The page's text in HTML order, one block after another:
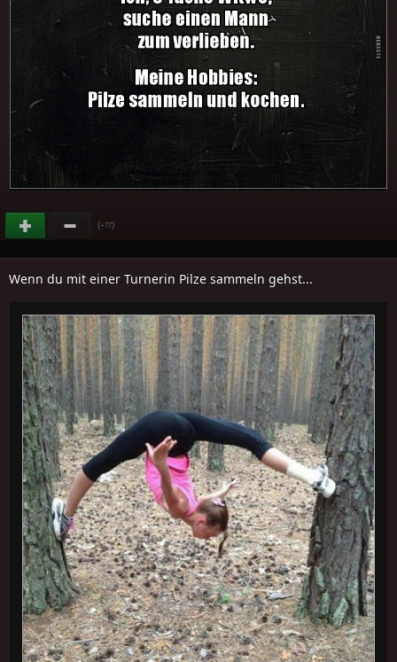
(+77)
Wenn du mit einer Turnerin Pilze sammeln gehst...